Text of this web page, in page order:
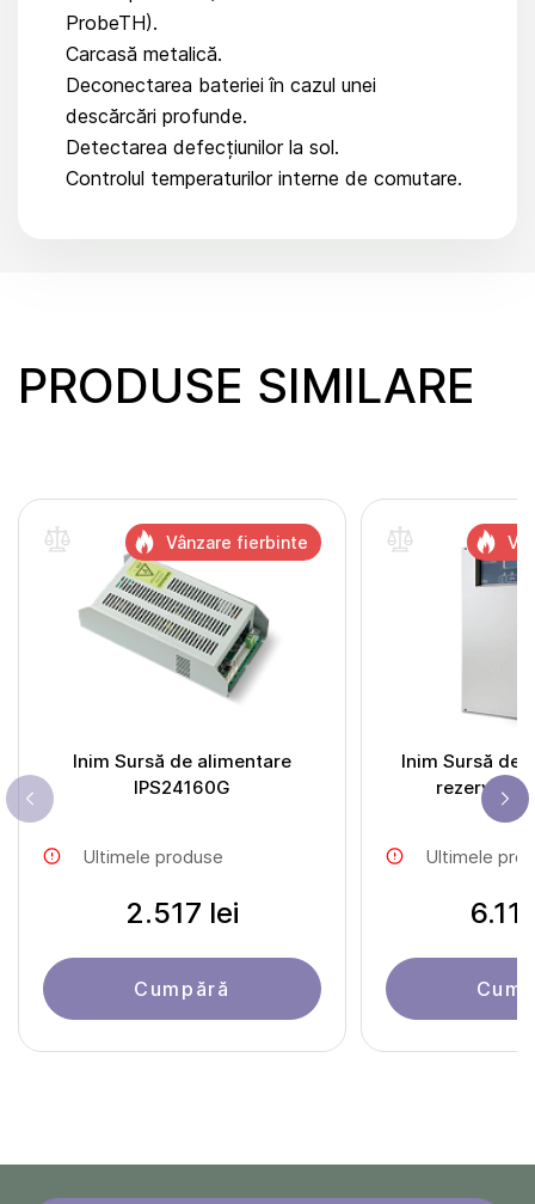
ProbeTH).
Carcasă metalică.
Deconectarea bateriei în cazul unei
descărcări profunde.
Detectarea defecțiunilor la sol.
Controlul temperaturilor interne de comutare.
PRODUSE SIMILARE
Inim Sursă de alimentare
IPS24160G
Ultimele produse
2.517 lei
Cumpără
Vânzare fierbinte
Inim Sursă de
rezervă
Ultimele